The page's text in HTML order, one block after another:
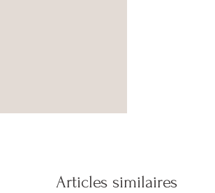
Articles similaires